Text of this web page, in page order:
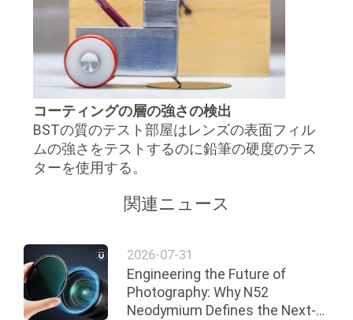
コーティングの層の強さの検出
BSTの質のテスト部屋はレンズの表面フィル
ムの強さをテストするのに鉛筆の硬度のテス
ターを使用する。
関連ニュース
2026-07-31
Engineering the Future of
Photography: Why N52
Neodymium Defines the Next-